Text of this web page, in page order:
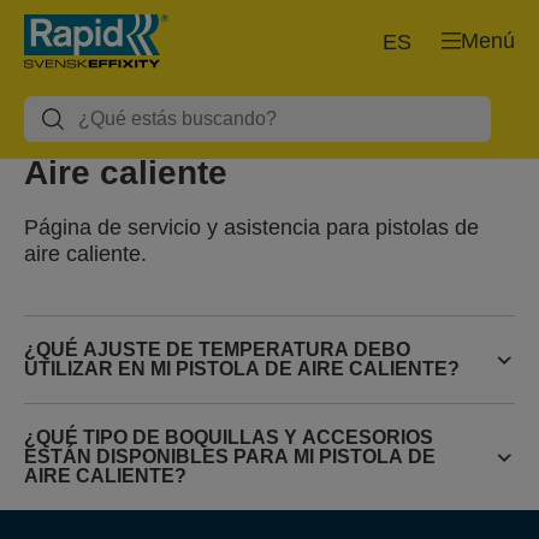
Menú
ES
Aire caliente
Página de servicio y asistencia para pistolas de
aire caliente.
¿QUÉ AJUSTE DE TEMPERATURA DEBO
UTILIZAR EN MI PISTOLA DE AIRE CALIENTE?
¿QUÉ TIPO DE BOQUILLAS Y ACCESORIOS
ESTÁN DISPONIBLES PARA MI PISTOLA DE
AIRE CALIENTE?